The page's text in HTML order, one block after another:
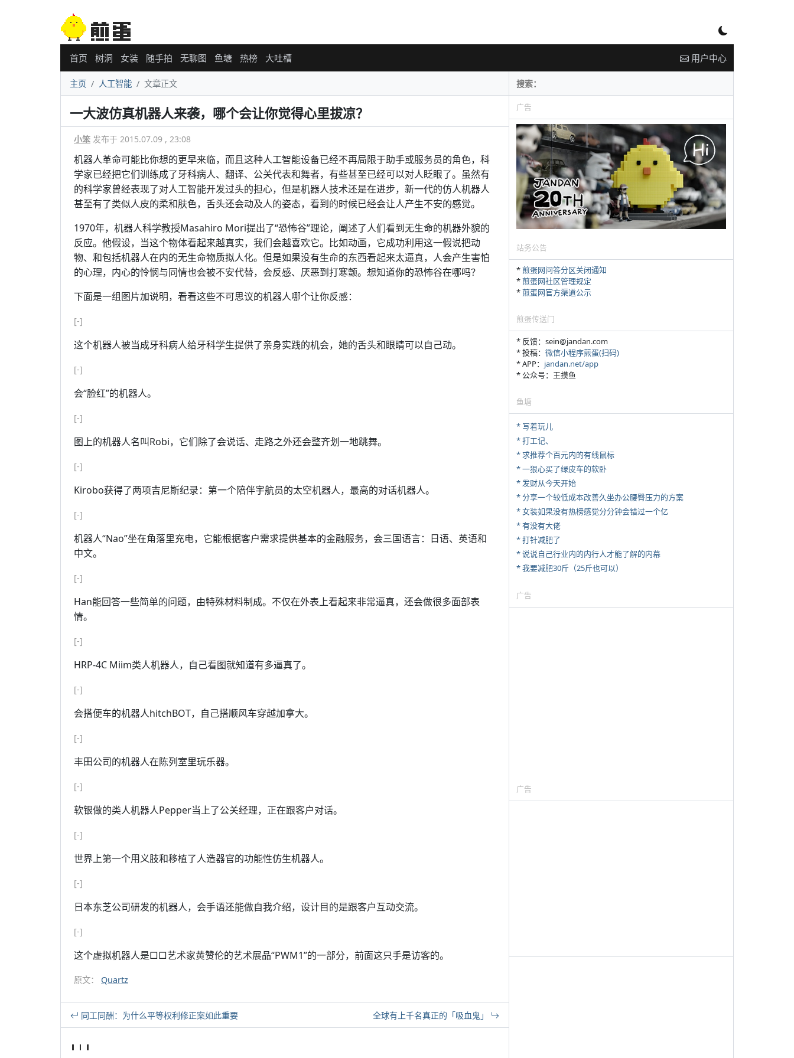
首页 树洞 女装 随手拍 无聊图 鱼塘 热榜 大吐槽 用户中心
主页 人工智能 文章正文
一大波仿真机器人来袭，哪个会让你觉得心里拔凉？
小笨 发布于 2015.07.09 , 23:08
机器人革命可能比你想的更早来临，而且这种人工智能设备已经不再局限于助手或服务员的角色，科
学家已经把它们训练成了牙科病人、翻译、公关代表和舞者，有些甚至已经可以对人眨眼了。虽然有
的科学家曾经表现了对人工智能开发过头的担心，但是机器人技术还是在进步，新一代的仿人机器人
甚至有了类似人皮的柔和肤色，舌头还会动及人的姿态，看到的时候已经会让人产生不安的感觉。
1970年，机器人科学教授Masahiro Mori提出了“恐怖谷”理论，阐述了人们看到无生命的机器外貌的
反应。他假设，当这个物体看起来越真实，我们会越喜欢它。比如动画，它成功利用这一假说把动
物、和包括机器人在内的无生命物质拟人化。但是如果没有生命的东西看起来太逼真，人会产生害怕
的心理，内心的怜悯与同情也会被不安代替，会反感、厌恶到打寒颤。想知道你的恐怖谷在哪吗？
下面是一组图片加说明，看看这些不可思议的机器人哪个让你反感：
[-]
这个机器人被当成牙科病人给牙科学生提供了亲身实践的机会，她的舌头和眼睛可以自己动。
[-]
会“脸红”的机器人。
[-]
图上的机器人名叫Robi，它们除了会说话、走路之外还会整齐划一地跳舞。
[-]
Kirobo获得了两项吉尼斯纪录：第一个陪伴宇航员的太空机器人，最高的对话机器人。
[-]
机器人“Nao”坐在角落里充电，它能根据客户需求提供基本的金融服务，会三国语言：日语、英语和
中文。
[-]
Han能回答一些简单的问题，由特殊材料制成。不仅在外表上看起来非常逼真，还会做很多面部表
情。
[-]
HRP-4C Miim类人机器人，自己看图就知道有多逼真了。
[-]
会搭便车的机器人hitchBOT，自己搭顺风车穿越加拿大。
[-]
丰田公司的机器人在陈列室里玩乐器。
[-]
软银做的类人机器人Pepper当上了公关经理，正在跟客户对话。
[-]
世界上第一个用义肢和移植了人造器官的功能性仿生机器人。
[-]
日本东芝公司研发的机器人，会手语还能做自我介绍，设计目的是跟客户互动交流。
[-]
这个虚拟机器人是□□艺术家黄赞伦的艺术展品“PWM1”的一部分，前面这只手是访客的。
原文： Quartz
同工同酬：为什么平等权利修正案如此重要 全球有上千名真正的「吸血鬼」
广告
站务公告
*煎蛋网问答分区关闭通知
*煎蛋网社区管理规定
*煎蛋网官方渠道公示
煎蛋传送门
* 反馈：sein@jandan.com
* 投稿： 微信小程序煎蛋(扫码)
* APP： jandan.net/app
* 公众号：王摸鱼
鱼塘
* 写着玩儿
* 打工记、
* 求推荐个百元内的有线鼠标
* 一狠心买了绿皮车的软卧
* 发财从今天开始
* 分享一个较低成本改善久坐办公腰臀压力的方案
* 女装如果没有热榜感觉分分钟会错过一个亿
* 有没有大佬
* 打针减肥了
* 说说自己行业内的内行人才能了解的内幕
* 我要减肥30斤（25斤也可以）
广告
广告